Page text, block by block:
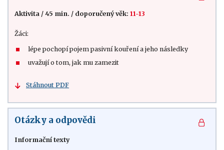
Aktivita / 45 min. / doporučený věk: 11-13
Žáci:
lépe pochopí pojem pasivní kouření a jeho následky
uvažují o tom, jak mu zamezit
Stáhnout PDF
Otázky a odpovědi
Informační texty